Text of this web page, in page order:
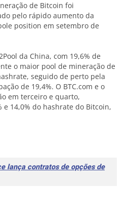
de Bitcoin foi
pelo rápido aumento da
position em setembro de
da China, com 19,6% de
o maior pool de mineração de
seguido de perto pela
de 19,4%. O BTC.com e o
em terceiro e quarto,
e 14,0% do hashrate do Bitcoin,
lança contratos de opções de